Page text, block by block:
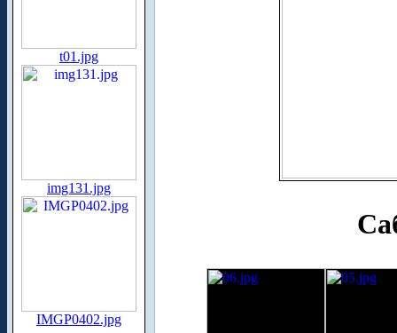
t01.jpg
img131.jpg
IMGP0402.jpg